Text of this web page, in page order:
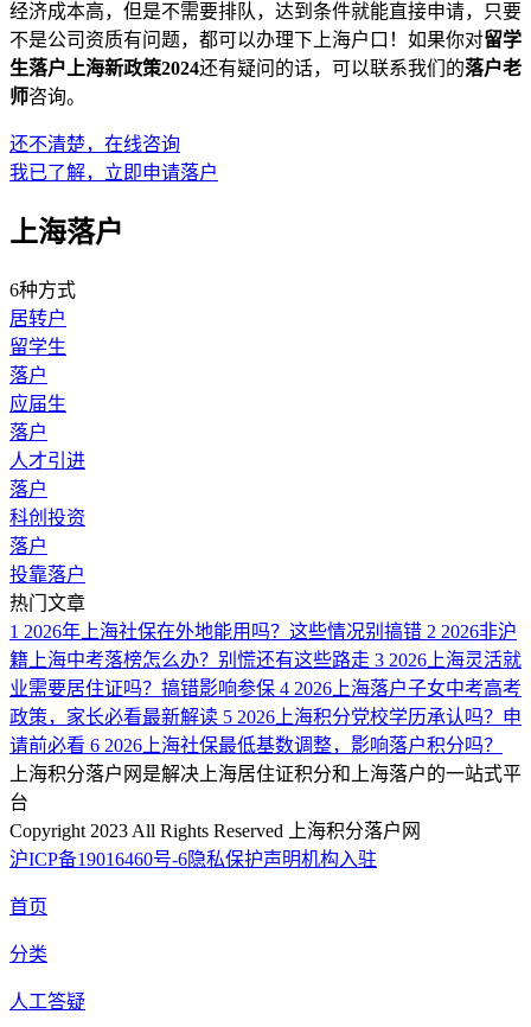
经济成本高，但是不需要排队，达到条件就能直接申请，只要
不是公司资质有问题，都可以办理下上海户口！如果你对留学
生落户上海新政策2024还有疑问的话，可以联系我们的落户老
师咨询。
还不清楚，在线咨询
我已了解，立即申请落户
上海落户
6种方式
居转户
留学生
落户
应届生
落户
人才引进
落户
科创投资
落户
投靠落户
热门文章
1 2026年上海社保在外地能用吗？这些情况别搞错 2 2026非沪
籍上海中考落榜怎么办？别慌还有这些路走 3 2026上海灵活就
业需要居住证吗？搞错影响参保 4 2026上海落户子女中考高考
政策，家长必看最新解读 5 2026上海积分党校学历承认吗？申
请前必看 6 2026上海社保最低基数调整，影响落户积分吗？
上海积分落户网是解决上海居住证积分和上海落户的一站式平
台
Copyright 2023 All Rights Reserved 上海积分落户网
沪ICP备19016460号-6隐私保护声明机构入驻
首页
分类
人工答疑